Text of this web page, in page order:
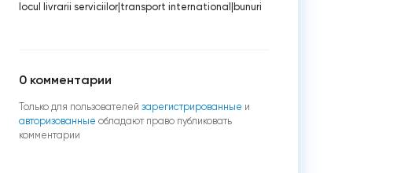
locul livrarii serviciilor| transport international bunuri
0 комментарии
Только для пользователей зарегистрированные и
авторизованные обладают право публиковать
комментарии